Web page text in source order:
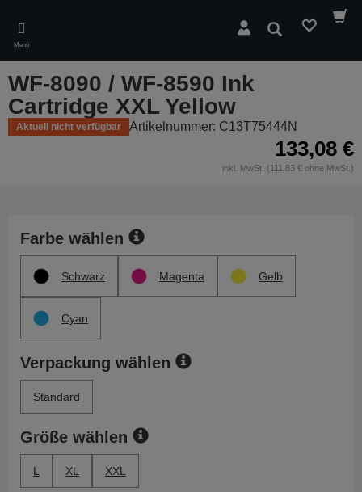
main
content
Menü
Suchen
WF-8090 / WF-8590 Ink
Cartridge XXL Yellow
Aktuell nicht verfügbar Artikelnummer: C13T75444N
133,08 €
inkl. MwSt. (111,83 € ohne MwSt.)
Farbe wählen
Schwarz Magenta Gelb
Cyan
Verpackung wählen
Standard
Größe wählen
L XL XXL